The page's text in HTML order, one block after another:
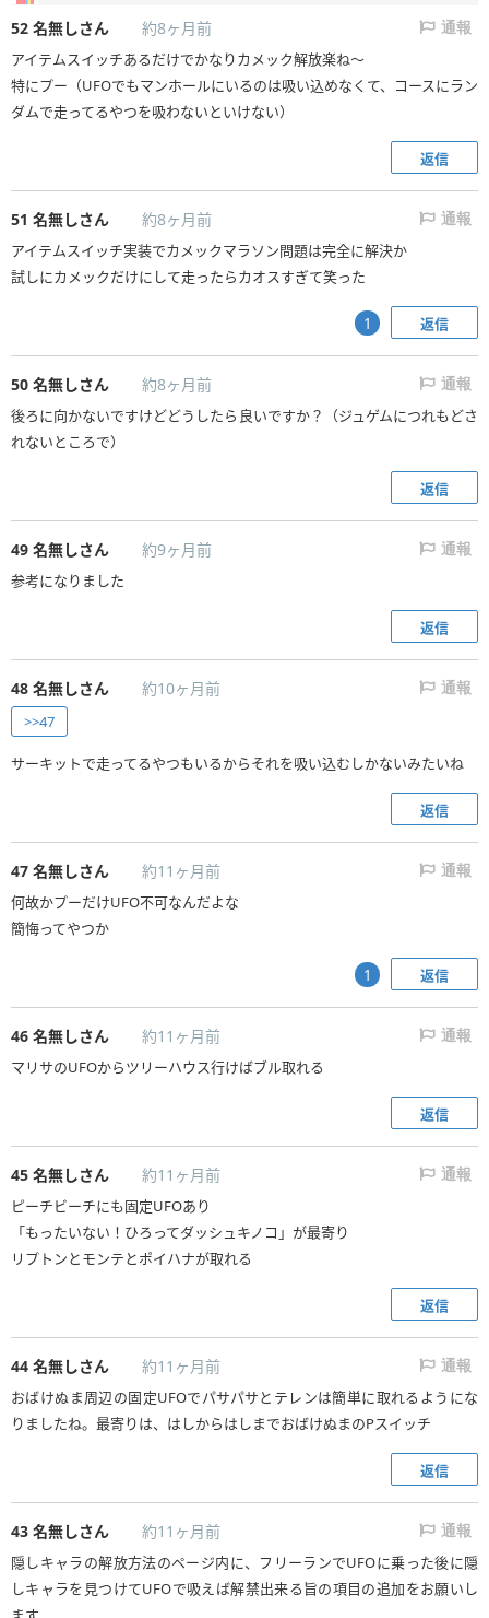
52 名無しさん 約8ヶ月前 通報
アイテムスイッチあるだけでかなりカメック解放楽ね〜
特にプー（UFOでもマンホールにいるのは吸い込めなくて、コースにラン
ダムで走ってるやつを吸わないといけない）
返信
51 名無しさん 約8ヶ月前 通報
アイテムスイッチ実装でカメックマラソン問題は完全に解決か
試しにカメックだけにして走ったらカオスすぎて笑った
返信
1
50 名無しさん 約8ヶ月前 通報
後ろに向かないですけどどうしたら良いですか？（ジュゲムにつれもどさ
れないところで）
返信
49 名無しさん 約9ヶ月前 通報
参考になりました
返信
48 名無しさん 約10ヶ月前 通報
>>47
サーキットで走ってるやつもいるからそれを吸い込むしかないみたいね
返信
47 名無しさん 約11ヶ月前 通報
何故かプーだけUFO不可なんだよな
簡悔ってやつか
返信
1
46 名無しさん 約11ヶ月前 通報
マリサのUFOからツリーハウス行けばブル取れる
返信
45 名無しさん 約11ヶ月前 通報
ピーチビーチにも固定UFOあり
「もったいない！ひろってダッシュキノコ」が最寄り
リプトンとモンテとポイハナが取れる
返信
44 名無しさん 約11ヶ月前 通報
おばけぬま周辺の固定UFOでパサパサとテレンは簡単に取れるようにな
りましたね。最寄りは、はしからはしまでおばけぬまのPスイッチ
返信
43 名無しさん 約11ヶ月前 通報
隠しキャラの解放方法のページ内に、フリーランでUFOに乗った後に隠
しキャラを見つけてUFOで吸えば解禁出来る旨の項目の追加をお願いし